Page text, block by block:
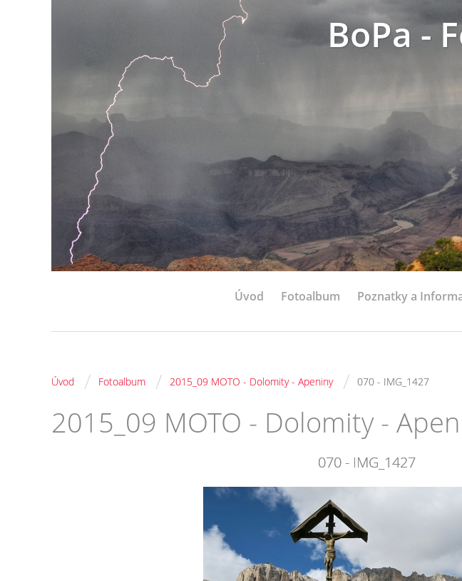
BoPa -
Úvod Fotoalbum Poznatky a
Úvod / Fotoalbum / 2015_09 MOTO - Dolomity - Apeniny / 070 - IMG_1427
2015_09 MOTO - Dolomity -
070 - IMG_1427